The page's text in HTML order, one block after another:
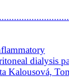
dialysis
Kalousová,